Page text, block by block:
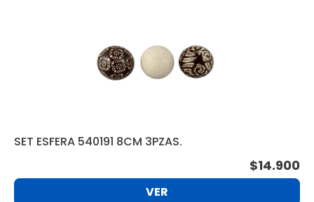
SET ESFERA 540191 8CM 3PZAS.
$14.900
VER